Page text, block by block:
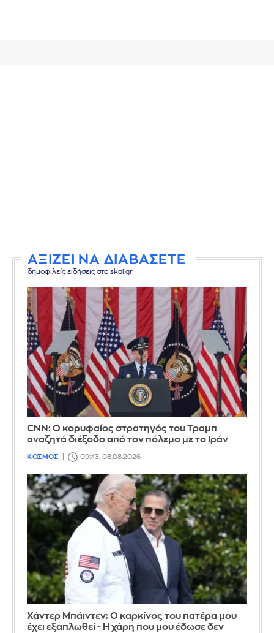
ΑΞΙΖΕΙ ΝΑ ΔΙΑΒΑΣΕΤΕ
δημοφιλείς ειδήσεις στο skai.gr
CNN: Ο κορυφαίος στρατηγός του Τραμπ
αναζητά διέξοδο από τον πόλεμο με το Ιράν
ΚΟΣΜΟΣ 09:43, 08.08.2026
Χάντερ Μπάιντεν: Ο καρκίνος του πατέρα μου
έχει εξαπλωθεί - Η χάρη που μου έδωσε δεν